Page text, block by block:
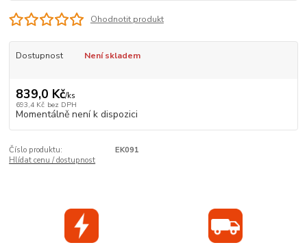
Ohodnotit produkt
Dostupnost Není skladem
839,0 Kč/ks
693,4 Kč bez DPH
Momentálně není k dispozici
Číslo produktu:
EK091
Hlídat cenu / dostupnost